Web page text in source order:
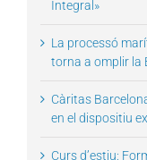
Integral»
La processó
torna a omplir la
Càritas
en el dispositiu
Curs d’estiu: